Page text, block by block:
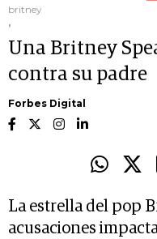
britney
,
Una Britney
contra su padre
Forbes Digital
La estrella del pop
acusaciones